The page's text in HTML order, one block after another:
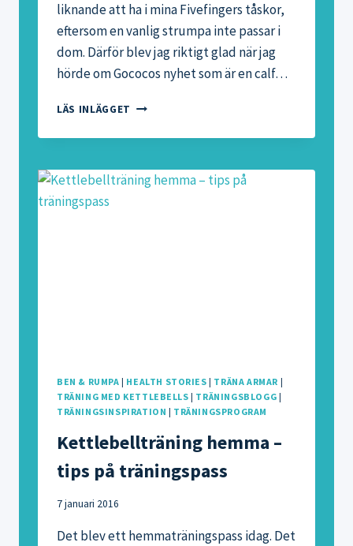
liknande att ha i mina Fivefingers tåskor,
eftersom en vanlig strumpa inte passar i
dom. Därför blev jag riktigt glad när jag
hörde om Gococos nyhet som är en calf…
LÄS INLÄGGET KOMPRESSIONSSTRUMPA
FIVEFINGERS
BEN & RUMPA | HEALTH STORIES | TRÄNA ARMAR |
TRÄNING MED KETTLEBELLS | TRÄNINGSBLOGG |
TRÄNINGSINSPIRATION | TRÄNINGSPROGRAM
Kettlebellträning hemma –
tips på träningspass
7 januari 2016
Det blev ett hemmaträningspass idag. Det